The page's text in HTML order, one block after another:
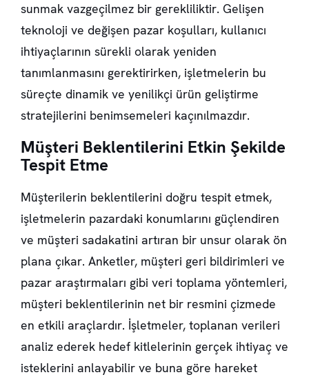
sunmak vazgeçilmez bir gerekliliktir. Gelişen
teknoloji ve değişen pazar koşulları, kullanıcı
ihtiyaçlarının sürekli olarak yeniden
tanımlanmasını gerektirirken, işletmelerin bu
süreçte dinamik ve yenilikçi ürün geliştirme
stratejilerini benimsemeleri kaçınılmazdır.
Müşteri Beklentilerini Etkin Şekilde
Tespit Etme
Müşterilerin beklentilerini doğru tespit etmek,
işletmelerin pazardaki konumlarını güçlendiren
ve müşteri sadakatini artıran bir unsur olarak ön
plana çıkar. Anketler, müşteri geri bildirimleri ve
pazar araştırmaları gibi veri toplama yöntemleri,
müşteri beklentilerinin net bir resmini çizmede
en etkili araçlardır. İşletmeler, toplanan verileri
analiz ederek hedef kitlelerinin gerçek ihtiyaç ve
isteklerini anlayabilir ve buna göre hareket